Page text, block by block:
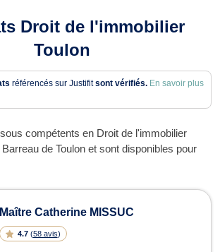
Droit de l'immobilier
Toulon
référencés sur Justifitsont vérifiés. En savoir plus
compétents en Droit de l'immobilier
de Toulon et sont disponibles pour
Droit de l'immobilier à
Maître Catherine MISSUC
4.7 (58 avis)